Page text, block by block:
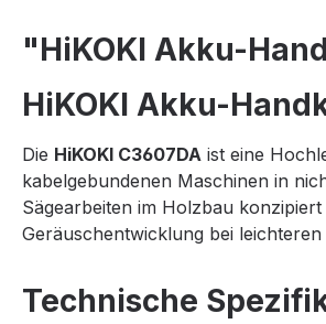
"HiKOKI Akku-
HiKOKI Akku-
Die HiKOKI C3607DA ist eine
kabelgebundenen Maschinen in
Sägearbeiten im Holzbau
Geräuschentwicklung bei
Technische